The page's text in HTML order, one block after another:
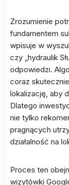
Zrozumienie
fundamentem
wpisuje w
czy „hydraulik
odpowiedzi.
coraz
lokalizację, aby
Dlatego
nie tylko
pragnących
działalność na
Proces ten
wizytówki